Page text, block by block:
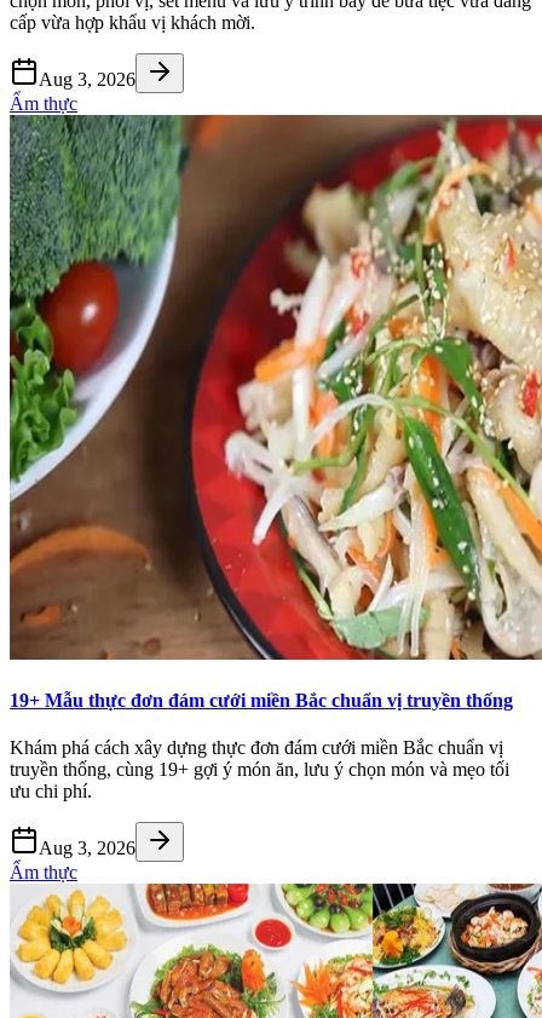
cấp vừa hợp khẩu vị khách mời.
Aug 3, 2026
Ẩm thực
19+ Mẫu thực đơn đám cưới miền Bắc chuẩn vị truyền thống
Khám phá cách xây dựng thực đơn đám cưới miền Bắc chuẩn vị
truyền thống, cùng 19+ gợi ý món ăn, lưu ý chọn món và mẹo tối
ưu chi phí.
Aug 3, 2026
Ẩm thực